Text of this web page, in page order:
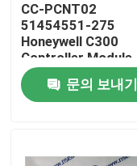
CC-PCNT02
51454551-275
Honeywell C300
Controller Module
문의 보내기